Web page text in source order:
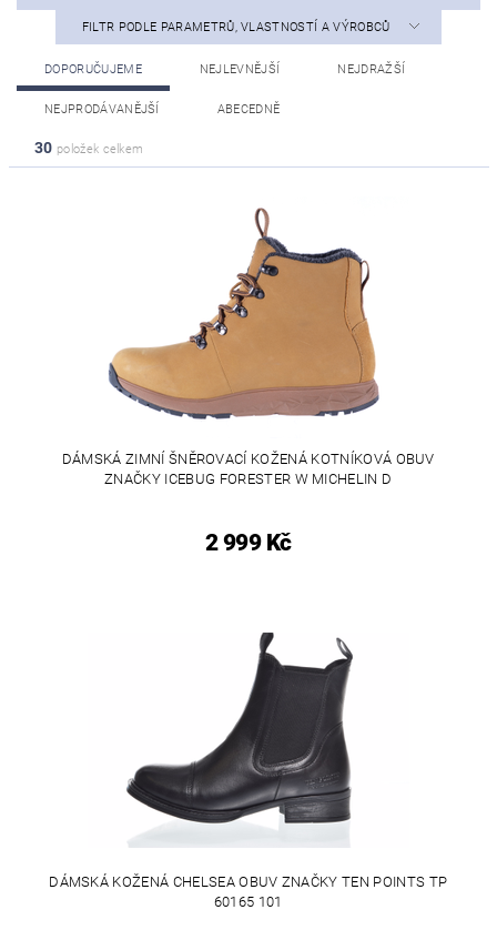
FILTR PODLE PARAMETRŮ, VLASTNOSTÍ A VÝROBCŮ
DOPORUČUJEME NEJLEVNĚJŠÍ NEJDRAŽŠÍ
NEJPRODÁVANĚJŠÍ ABECEDNĚ
30 položek celkem
DÁMSKÁ ZIMNÍ ŠNĚROVACÍ KOŽENÁ KOTNÍKOVÁ OBUV
ZNAČKY ICEBUG FORESTER W MICHELIN D
2 999 Kč
DÁMSKÁ KOŽENÁ CHELSEA OBUV ZNAČKY TEN POINTS TP
60165 101